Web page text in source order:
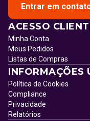
Entrar em
ACESSO
Minha Conta
Meus Pedidos
Listas de Compras
INFORMAÇÕES
Política de Cookies
Compliance
Privacidade
Relatórios